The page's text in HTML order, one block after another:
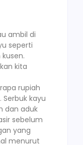
ambil di
seperti
kita
rupiah
kayu
dan aduk
sebelum
yang
menurut